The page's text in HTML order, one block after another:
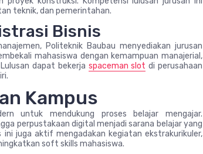
teknik, dan pemerintahan.
Bisnis
Politeknik Baubau menyediakan jurusan
mahasiswa dengan kemampuan manajerial,
dapat bekerja spaceman slot di perusahaan
Kampus
untuk mendukung proses belajar mengajar.
perpustakaan digital menjadi sarana belajar yang
ini juga aktif mengadakan kegiatan ekstrakurikuler,
soft skills mahasiswa.